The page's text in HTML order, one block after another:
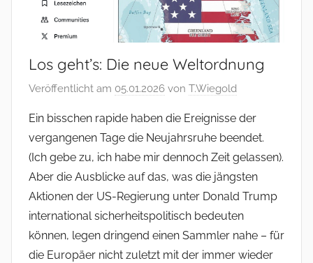
Los geht’s: Die neue Weltordnung
Veröffentlicht am 05.01.2026 von T.Wiegold
Ein bisschen rapide haben die Ereignisse der
vergangenen Tage die Neujahrsruhe beendet.
(Ich gebe zu, ich habe mir dennoch Zeit gelassen).
Aber die Ausblicke auf das, was die jängsten
Aktionen der US-Regierung unter Donald Trump
international sicherheitspolitisch bedeuten
können, legen dringend einen Sammler nahe – für
die Europäer nicht zuletzt mit der immer wieder